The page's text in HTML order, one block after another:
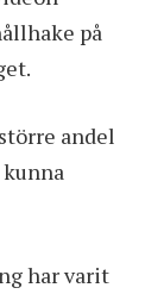
på
andel
har varit